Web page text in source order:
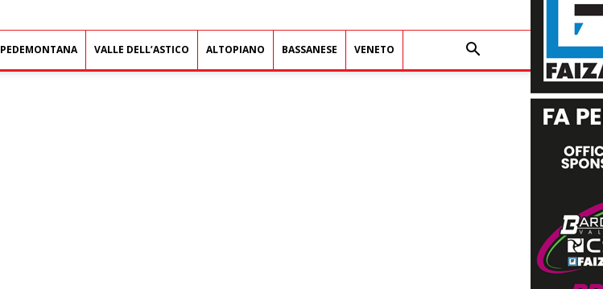
PEDEMONTANA VALLE DELL’ASTICO ALTOPIANO BASSANESE VENETO